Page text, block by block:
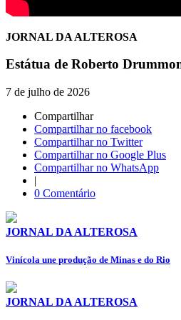
JORNAL DA ALTEROSA
Estátua de Roberto
7 de julho de 2026
Compartilhar
Compartilhar no facebook
Compartilhar no Twitter
Compartilhar no Google Plus
Compartilhar no WhatsApp
|
0 Comentário
JORNAL DA ALTEROSA
Vinícola une produção de Minas e do Rio
JORNAL DA ALTEROSA